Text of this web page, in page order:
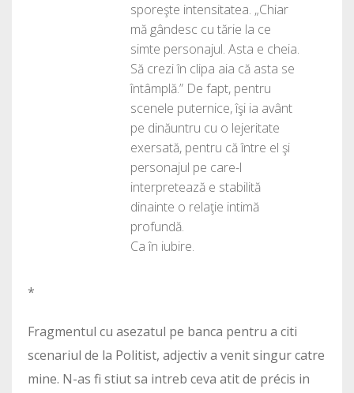
sporeşte intensitatea. „Chiar
mă gândesc cu tărie la ce
simte personajul. Asta e cheia.
Să crezi în clipa aia că asta se
întâmplă.” De fapt, pentru
scenele puternice, îşi ia avânt
pe dinăuntru cu o lejeritate
exersată, pentru că între el şi
personajul pe care-l
interpretează e stabilită
dinainte o relaţie intimă
profundă.
Ca în iubire.
*
Fragmentul cu asezatul pe banca pentru a citi
scenariul de la Politist, adjectiv a venit singur catre
mine. N-as fi stiut sa intreb ceva atit de précis in